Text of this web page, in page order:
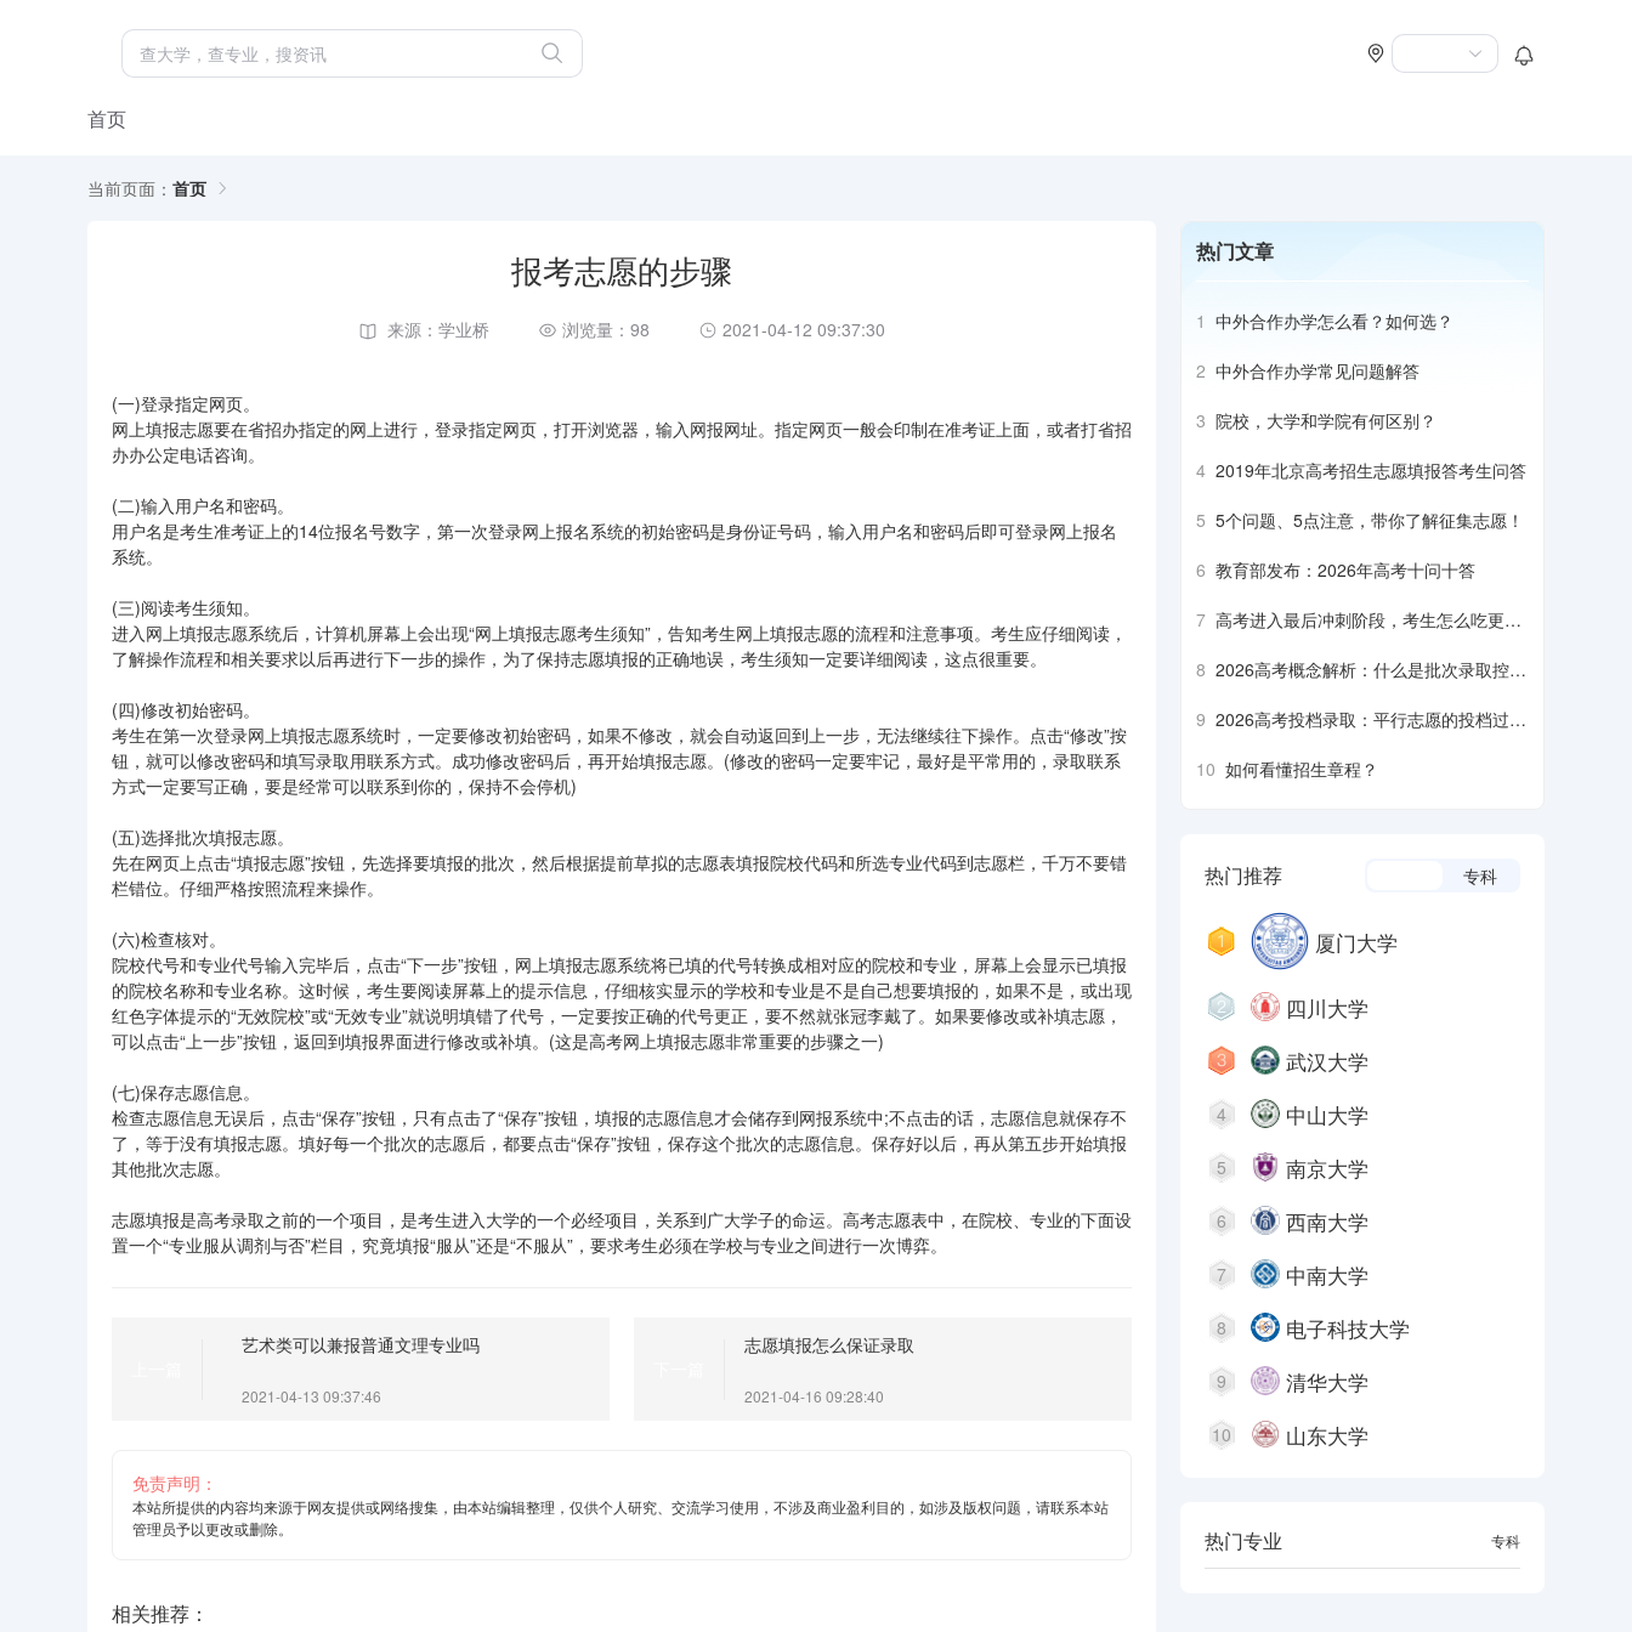
首页
当前页面： 首页
报考志愿的步骤
来源：学业桥 浏览量：98 2021-04-12 09:37:30
(一)登录指定网页。
网上填报志愿要在省招办指定的网上进行，登录指定网页，打开浏览器，输入网报网址。指定网页一般会印制在准考证上面，或者打省招
办办公定电话咨询。
(二)输入用户名和密码。
用户名是考生准考证上的14位报名号数字，第一次登录网上报名系统的初始密码是身份证号码，输入用户名和密码后即可登录网上报名
系统。
(三)阅读考生须知。
进入网上填报志愿系统后，计算机屏幕上会出现“网上填报志愿考生须知”，告知考生网上填报志愿的流程和注意事项。考生应仔细阅读，
了解操作流程和相关要求以后再进行下一步的操作，为了保持志愿填报的正确地误，考生须知一定要详细阅读，这点很重要。
(四)修改初始密码。
考生在第一次登录网上填报志愿系统时，一定要修改初始密码，如果不修改，就会自动返回到上一步，无法继续往下操作。点击“修改”按
钮，就可以修改密码和填写录取用联系方式。成功修改密码后，再开始填报志愿。(修改的密码一定要牢记，最好是平常用的，录取联系
方式一定要写正确，要是经常可以联系到你的，保持不会停机)
(五)选择批次填报志愿。
先在网页上点击“填报志愿”按钮，先选择要填报的批次，然后根据提前草拟的志愿表填报院校代码和所选专业代码到志愿栏，千万不要错
栏错位。仔细严格按照流程来操作。
(六)检查核对。
院校代号和专业代号输入完毕后，点击“下一步”按钮，网上填报志愿系统将已填的代号转换成相对应的院校和专业，屏幕上会显示已填报
的院校名称和专业名称。这时候，考生要阅读屏幕上的提示信息，仔细核实显示的学校和专业是不是自己想要填报的，如果不是，或出现
红色字体提示的“无效院校”或“无效专业”就说明填错了代号，一定要按正确的代号更正，要不然就张冠李戴了。如果要修改或补填志愿，
可以点击“上一步”按钮，返回到填报界面进行修改或补填。(这是高考网上填报志愿非常重要的步骤之一)
(七)保存志愿信息。
检查志愿信息无误后，点击“保存”按钮，只有点击了“保存”按钮，填报的志愿信息才会储存到网报系统中;不点击的话，志愿信息就保存不
了，等于没有填报志愿。填好每一个批次的志愿后，都要点击“保存”按钮，保存这个批次的志愿信息。保存好以后，再从第五步开始填报
其他批次志愿。
志愿填报是高考录取之前的一个项目，是考生进入大学的一个必经项目，关系到广大学子的命运。高考志愿表中，在院校、专业的下面设
置一个“专业服从调剂与否”栏目，究竟填报“服从”还是“不服从”，要求考生必须在学校与专业之间进行一次博弈。
艺术类可以兼报普通文理专业吗
2021-04-13 09:37:46
志愿填报怎么保证录取
2021-04-16 09:28:40
免责声明：
本站所提供的内容均来源于网友提供或网络搜集，由本站编辑整理，仅供个人研究、交流学习使用，不涉及商业盈利目的，如涉及版权问题，请联系本站
管理员予以更改或删除。
相关推荐：
热门文章
1 中外合作办学怎么看？如何选？
2 中外合作办学常见问题解答
3 院校，大学和学院有何区别？
4 2019年北京高考招生志愿填报答考生问答
5 5个问题、5点注意，带你了解征集志愿！
6 教育部发布：2026年高考十问十答
7 高考进入最后冲刺阶段，考生怎么吃更营
8 2026高考概念解析：什么是批次录取控制
9 2026高考投档录取：平行志愿的投档过程
10 如何看懂招生章程？
热门推荐 专科
厦门大学
四川大学
武汉大学
4 中山大学
5 南京大学
6 西南大学
7 中南大学
8 电子科技大学
9 清华大学
10 山东大学
热门专业 专科